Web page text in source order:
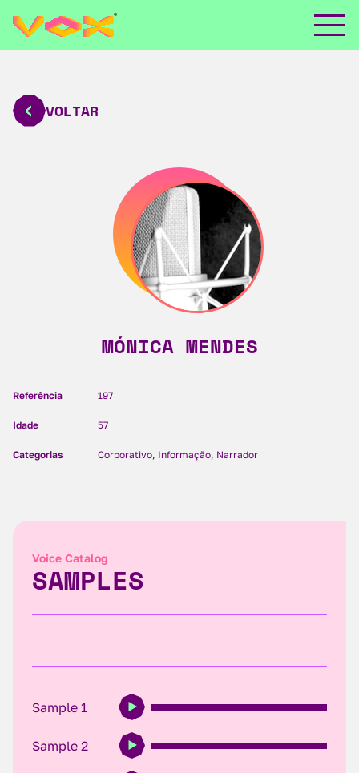
VOLTAR
MÓNICA MENDES
Referência 197
Idade 57
Categorias Corporativo, Informação, Narrador
Voice Catalog
SAMPLES
Sample 1
Sample 2